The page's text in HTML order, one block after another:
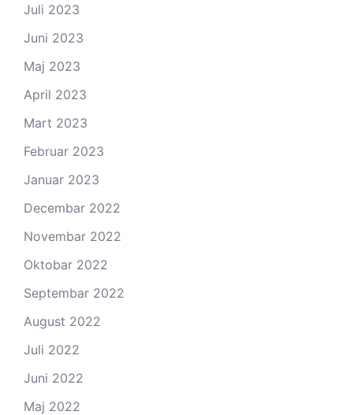
Juli 2023
Juni 2023
Maj 2023
April 2023
Mart 2023
Februar 2023
Januar 2023
Decembar 2022
Novembar 2022
Oktobar 2022
Septembar 2022
August 2022
Juli 2022
Juni 2022
Maj 2022